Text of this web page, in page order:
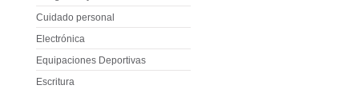
Cuidado personal
Electrónica
Equipaciones Deportivas
Escritura